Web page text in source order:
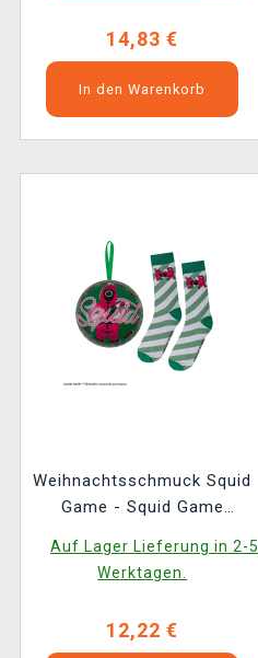
14,83 €
In den Warenkorb
Weihnachtsschmuck Squid
Game - Squid Game
Auf Lager Lieferung in 2-5
Werktagen.
12,22 €